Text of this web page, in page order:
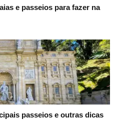
e passeios para fazer na
passeios e outras dicas